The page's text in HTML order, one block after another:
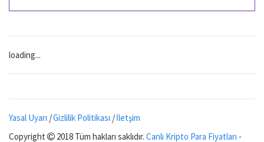
loading...
Yasal Uyarı |Gizlilik Politikası |İletşim
Copyright
2018 Tüm hakları saklıdır. Canlı Kripto Para Fiyatları -